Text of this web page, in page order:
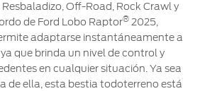
Off-Road, Rock Crawl y
de Ford Lobo Raptor® 2025,
adaptarse instantáneamente a
que brinda un nivel de control y
en cualquier situación. Ya sea
de ella, esta bestia todoterreno está